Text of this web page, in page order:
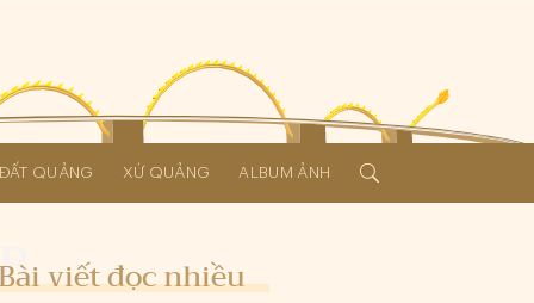
QUẢNG XỨ QUẢNG ALBUM ẢNH
viết đọc nhiều